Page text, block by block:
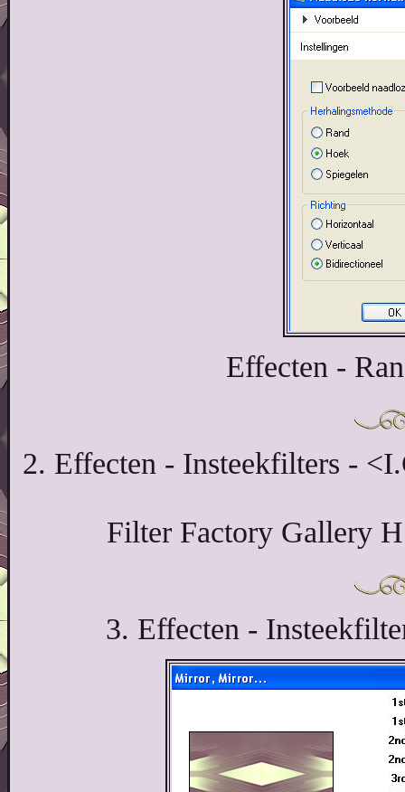
Effecten -
2. Effecten - Insteekfilters -
Filter Factory Gallery
3. Effecten -